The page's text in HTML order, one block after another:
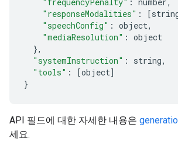
"responseModalities" : [
"speechConfig" : object,
"mediaResolution" : object
},
"systemInstruction" : string,
"tools" : [object]
}
API 필드에 대한 자세한 내용은
세요.